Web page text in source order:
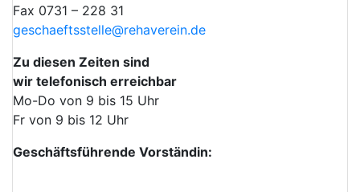
Fax 0731 – 228 31
geschaeftsstelle@rehaverein.de
Zu diesen Zeiten sind
wir telefonisch erreichbar
Mo-Do von 9 bis 15 Uhr
Fr von 9 bis 12 Uhr
Geschäftsführende Vorständin: